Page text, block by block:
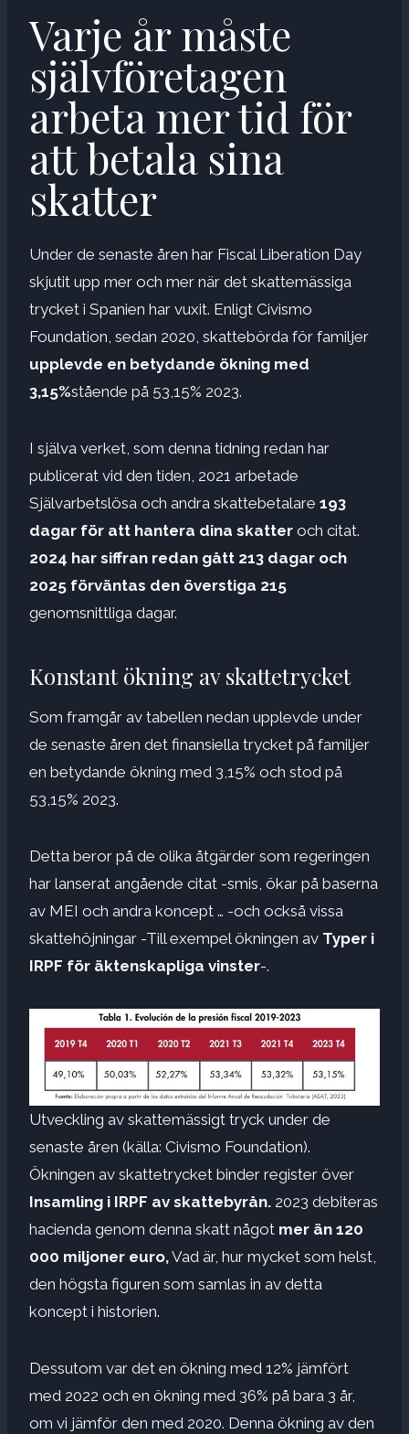
Varje år måste
självföretagen
arbeta mer tid för
att betala sina
skatter
Under de senaste åren har Fiscal Liberation Day
skjutit upp mer och mer när det skattemässiga
trycket i Spanien har vuxit. Enligt Civismo
Foundation, sedan 2020, skattebörda för familjer
upplevde en betydande ökning med
3,15%stående på 53,15% 2023.
I själva verket, som denna tidning redan har
publicerat vid den tiden, 2021 arbetade
Självarbetslösa och andra skattebetalare 193
dagar för att hantera dina skatter och citat.
2024 har siffran redan gått 213 dagar och
2025 förväntas den överstiga 215
genomsnittliga dagar.
Konstant ökning av skattetrycket
Som framgår av tabellen nedan upplevde under
de senaste åren det finansiella trycket på familjer
en betydande ökning med 3,15% och stod på
53,15% 2023.
Detta beror på de olika åtgärder som regeringen
har lanserat angående citat -smis, ökar på baserna
av MEI och andra koncept … -och också vissa
skattehöjningar -Till exempel ökningen av Typer i
IRPF för äktenskapliga vinster-.
Utveckling av skattemässigt tryck under de
senaste åren (källa: Civismo Foundation).
Ökningen av skattetrycket binder register över
Insamling i IRPF av skattebyrån. 2023 debiteras
hacienda genom denna skatt något mer än 120
000 miljoner euro,Vad är, hur mycket som helst,
den högsta figuren som samlas in av detta
koncept i historien.
Dessutom var det en ökning med 12% jämfört
med 2022 och en ökning med 36% på bara 3 år,
om vi jämför den med 2020. Denna ökning av den